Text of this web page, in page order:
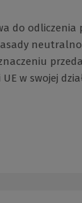
do
w swojej